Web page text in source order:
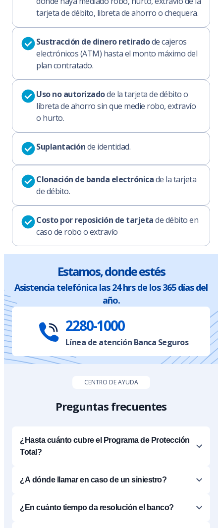
tarjeta de débito, libreta de ahorro o chequera.
Sustracción de dinero retiradode cajeros
electrónicos (ATM) hasta el monto máximo del
plan contratado.
Uso no autorizadode la tarjeta de débito o
libreta de ahorro sin que medie robo, extravío
o hurto.
Suplantaciónde identidad.
Clonación de banda electrónicade la tarjeta
de débito.
Costo por reposición de tarjetade débito en
caso de robo o extravío
Estamos, donde estés
Asistencia telefónica las 24 hrs de los 365 días del
año.
2280-1000
Línea de atención Banca Seguros
CENTRO DE AYUDA
Preguntas frecuentes
¿Hasta cuánto cubre el Programa de Protección
Total?
¿A dónde llamar en caso de un siniestro?
¿En cuánto tiempo da resolución el banco?